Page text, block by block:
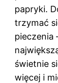
papryki.
trzymać
pieczenia
świetnie
więcej i